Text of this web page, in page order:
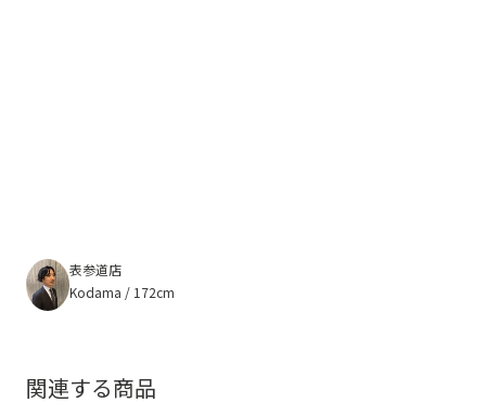
表参道店
Kodama / 172cm
関連する商品